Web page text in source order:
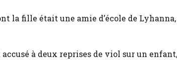
la fille était une amie d’école de
à deux reprises de viol sur un